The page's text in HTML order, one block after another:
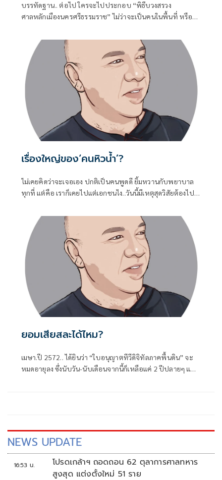
บรรทัดฐาน.. ต่อไป ใครจะไปประกอบ “พิธีบวงสรวง
ศาลหลักเมืองนครศรีธรรมราช” ไม่ว่าจะเป็นคนในพื้นที่ หรือ
เรื่องใหญ่ของ‘คนหิวน้ำ’?
ไม่เคยคิดว่าจะเจอเอง ปกติเป็นคนพูดดี ยิ้มหวานกับพยาบาล
ทุกที่ แต่คือ เราก็เคยไปแต่เอกชนไง..วันนี้มีเหตุสุดวิสัยต้องไป..
ยอมเสียสละได้ไหม?
เมษา.ปี 2572.. ได้ยินว่า “ใบอนุญาตทีวีดิจิทัลภาคพื้นดิน” จะ
หมดอายุลง ซึ่งนับวัน-นับเดือนจากนี้ก็เหลือแค่ 2 ปีปลายๆ แต่ดู
NEWS UPDATE
16:53 น.
โปรดเกล้าฯ ถอดถอน 62 ตุลาการศาลทหาร
สูงสุด แต่งตั้งใหม่ 51 ราย